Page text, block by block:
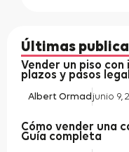
Últimas
Vender un piso con
plazos y pasos
Albert Ormad junio 9,
Cómo vender una
Guía completa